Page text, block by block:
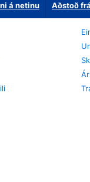
á netinu Aðstoð